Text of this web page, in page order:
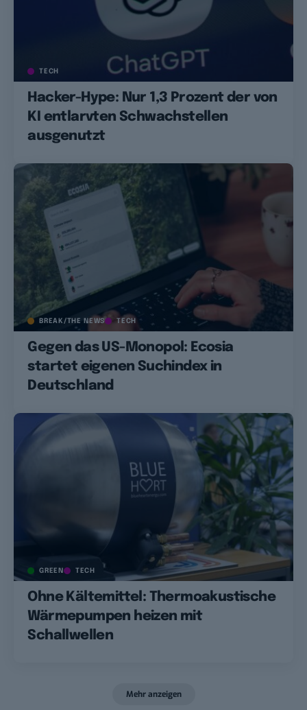
TECH
Hacker-Hype: Nur 1,3 Prozent der von
KI entlarvten Schwachstellen
ausgenutzt
BREAK/THE NEWS TECH
Gegen das US-Monopol: Ecosia
startet eigenen Suchindex in
Deutschland
GREEN TECH
Ohne Kältemittel: Thermoakustische
Wärmepumpen heizen mit
Schallwellen
Mehr anzeigen